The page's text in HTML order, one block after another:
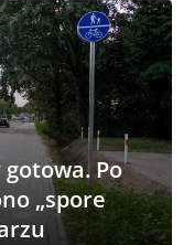
Po
„spore